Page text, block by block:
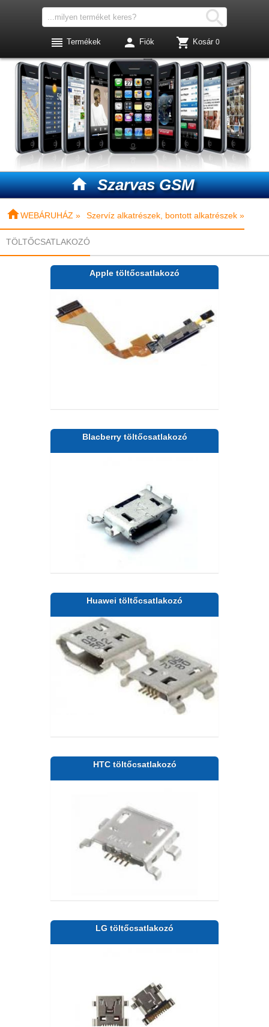
 Szarvas GSM

 Termékek  Fiók  Kosár 0
WEBÁRUHÁZ » Szervíz alkatrészek, bontott alkatrészek »
TÖLTŐCSATLAKOZÓ
Apple töltőcsatlakozó
Blacberry töltőcsatlakozó
Huawei töltőcsatlakozó
HTC töltőcsatlakozó
LG töltőcsatlakozó